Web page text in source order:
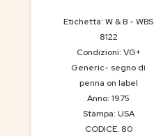
Etichetta: W & B - WBS
8122
Condizioni: VG+
Generic- segno di
penna on label
Anno: 1975
Stampa: USA
CODICE: 80